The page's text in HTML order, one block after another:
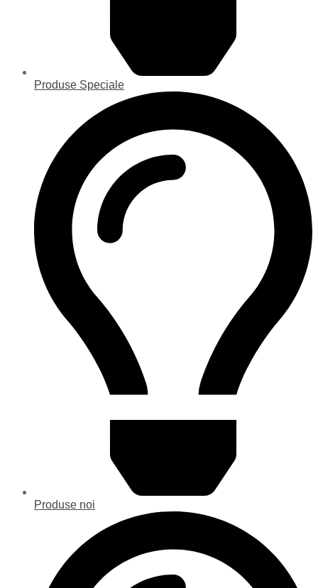
Produse Speciale
Produse noi